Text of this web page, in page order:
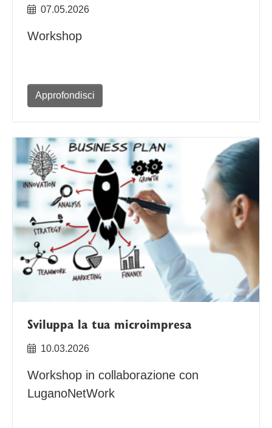
07.05.2026
Workshop
Approfondisci
Sviluppa la tua microimpresa
10.03.2026
Workshop in collaborazione con
LuganoNetWork